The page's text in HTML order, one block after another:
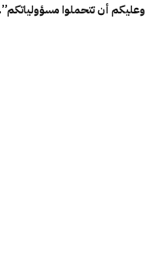
وعليكم أن تتحملوا مسؤولياتكم”.